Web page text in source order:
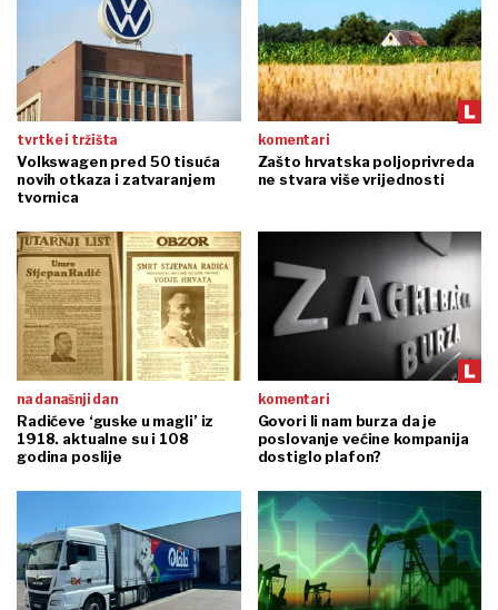
tvrtke i tržišta
Volkswagen pred 50 tisuća
novih otkaza i zatvaranjem
tvornica
komentari
Zašto hrvatska poljoprivreda
ne stvara više vrijednosti
na današnji dan
Radićeve ‘guske u magli’ iz
1918. aktualne su i 108
godina poslije
komentari
Govori li nam burza da je
poslovanje većine kompanija
dostiglo plafon?